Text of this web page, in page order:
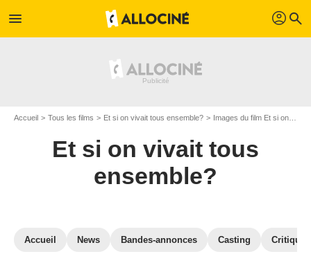
menu profil search
Accueil Tous les films Et si on vivait tous ensemble? Images du film Et si on vivait tous ensemble?
Et si on vivait tous
ensemble?
Accueil News Bandes-annonces Casting